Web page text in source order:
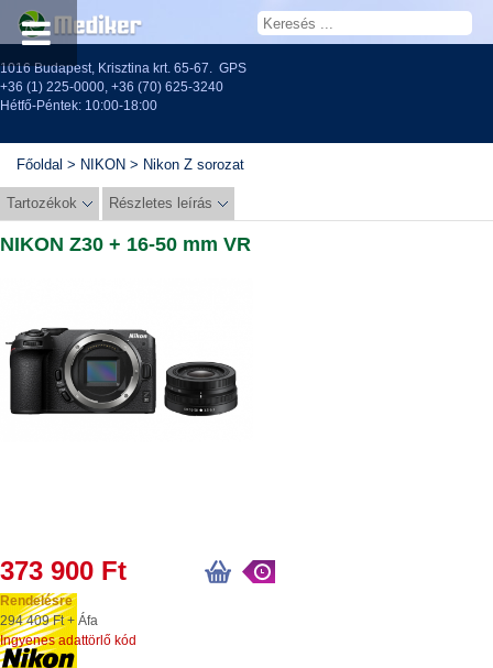
1016 Budapest, Krisztina krt. 65-67. GPS
+36 (1) 225-0000, +36 (70) 625-3240
Hétfő-Péntek: 10:00-18:00
Főoldal > NIKON > Nikon Z sorozat
Tartozékok Részletes leírás
NIKON Z30 + 16-50 mm VR
373 900 Ft
Rendelésre
294 409 Ft + Áfa
Ingyenes adattörlő kód